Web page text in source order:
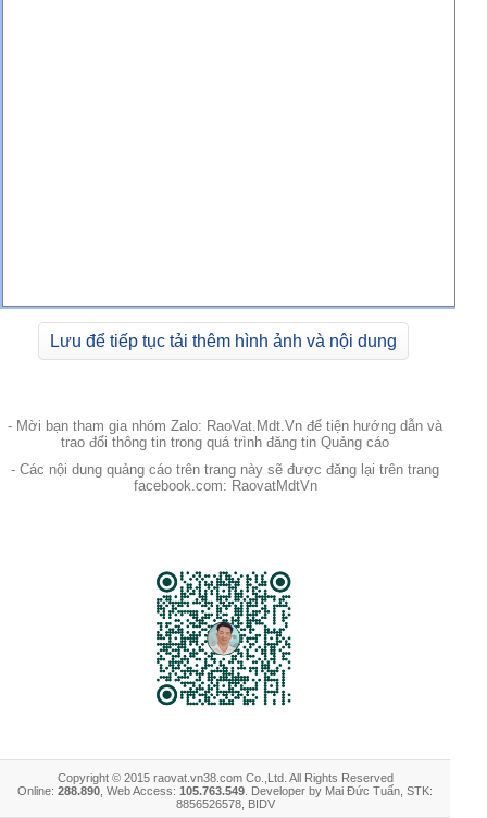
Lưu để tiếp tục tải thêm hình ảnh và nội dung
- Mời bạn tham gia nhóm Zalo: RaoVat.Mdt.Vn để tiện hướng dẫn và
trao đổi thông tin trong quá trình đăng tin Quảng cáo
- Các nội dung quảng cáo trên trang này sẽ được đăng lại trên trang
facebook.com: RaovatMdtVn
Copyright © 2015 raovat.vn38.com Co.,Ltd. All Rights Reserved
Online: 288.890 , Web Access: 105.763.549 . Developer by Mai Đức Tuấn, STK:
8856526578, BIDV